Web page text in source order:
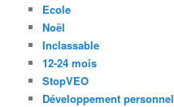
Ecole
Noël
Inclassable
12-24 mois
StopVEO
Développement personnel